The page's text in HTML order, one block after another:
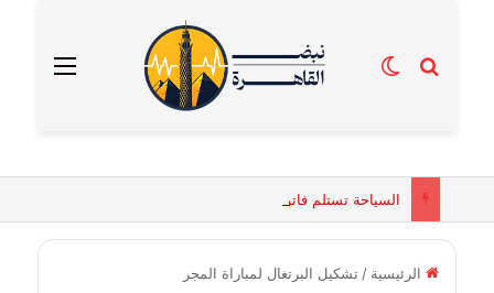
القائمة بحث عنالوضع المظلم
الرئيسية / تشكيل البرتغال لمباراة المجر